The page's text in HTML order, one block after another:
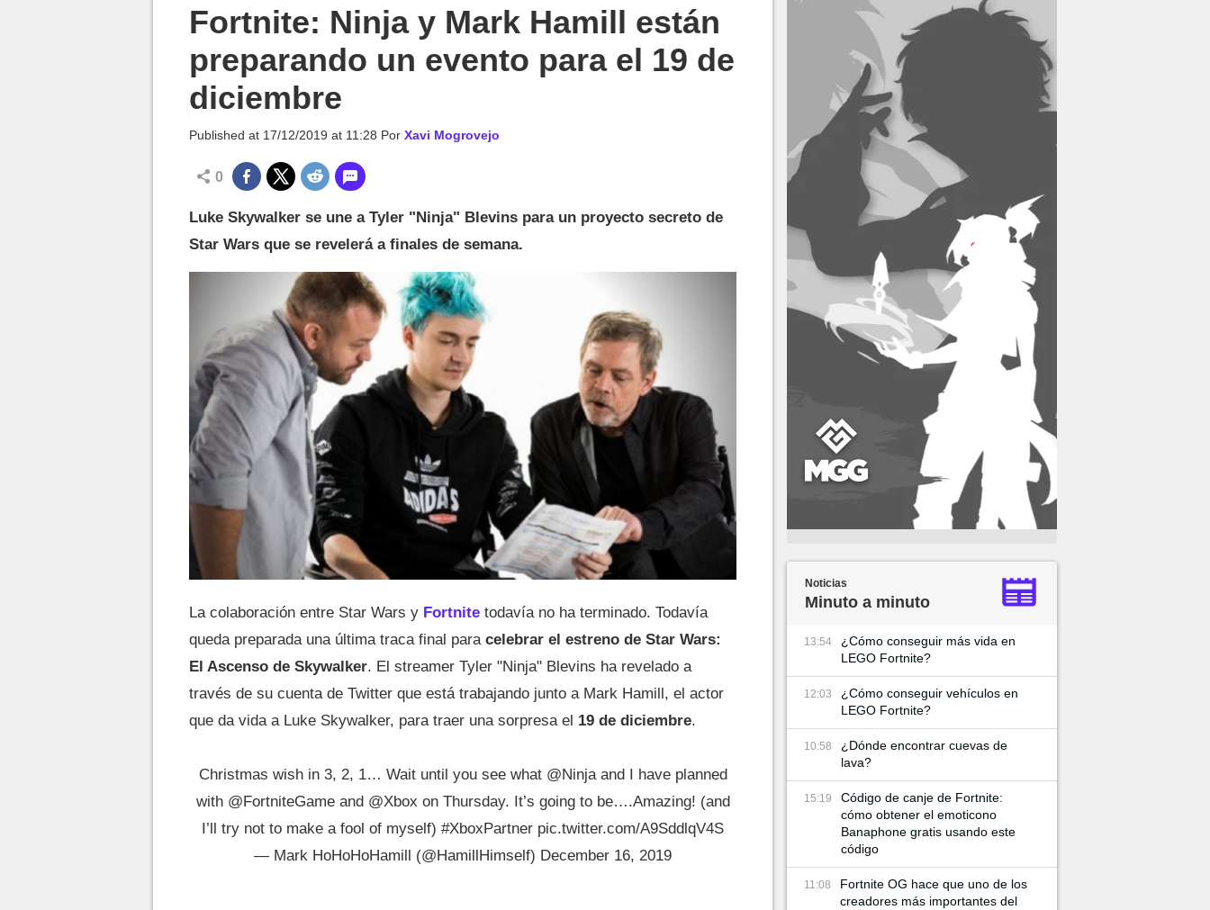
Fortnite: Ninja y Mark Hamill están
preparando un evento para el 19 de
diciembre
Published at 17/12/2019 at 11:28 Por Xavi Mogrovejo
0
Luke Skywalker se une a Tyler "Ninja" Blevins para un proyecto secreto de
Star Wars que se revelerá a finales de semana.
La colaboración entre Star Wars y Fortnite todavía no ha terminado. Todavía
queda preparada una última traca final para celebrar el estreno de Star Wars:
El Ascenso de Skywalker. El streamer Tyler "Ninja" Blevins ha revelado a
través de su cuenta de Twitter que está trabajando junto a Mark Hamill, el actor
que da vida a Luke Skywalker, para traer una sorpresa el 19 de diciembre.
Christmas wish in 3, 2, 1… Wait until you see what @Ninjaand I have planned
with @FortniteGameand @Xbox on Thursday. It’s going to be….Amazing! (and
I’ll try not to make a fool of myself) #XboxPartner pic.twitter.com/A9SddlqV4S
— Mark HoHoHoHamill (@HamillHimself) December 16, 2019
Noticias
Minuto a minuto
13:54
¿Cómo conseguir más vida en
LEGO Fortnite?
12:03
¿Cómo conseguir vehículos en
LEGO Fortnite?
10:58
¿Dónde encontrar cuevas de
lava?
15:19
Código de canje de Fortnite:
cómo obtener el emoticono
Banaphone gratis usando este
código
11:08
Fortnite OG hace que uno de los
creadores más importantes del